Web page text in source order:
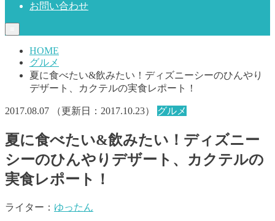
お問い合わせ
HOME
グルメ
夏に食べたい&飲みたい！ディズニーシーのひんやり
デザート、カクテルの実食レポート！
2017.08.07 （更新日： 2017.10.23） グルメ
夏に食べたい&飲みたい！ディズニー
シーのひんやりデザート、カクテルの
実食レポート！
ライター： ゆったん